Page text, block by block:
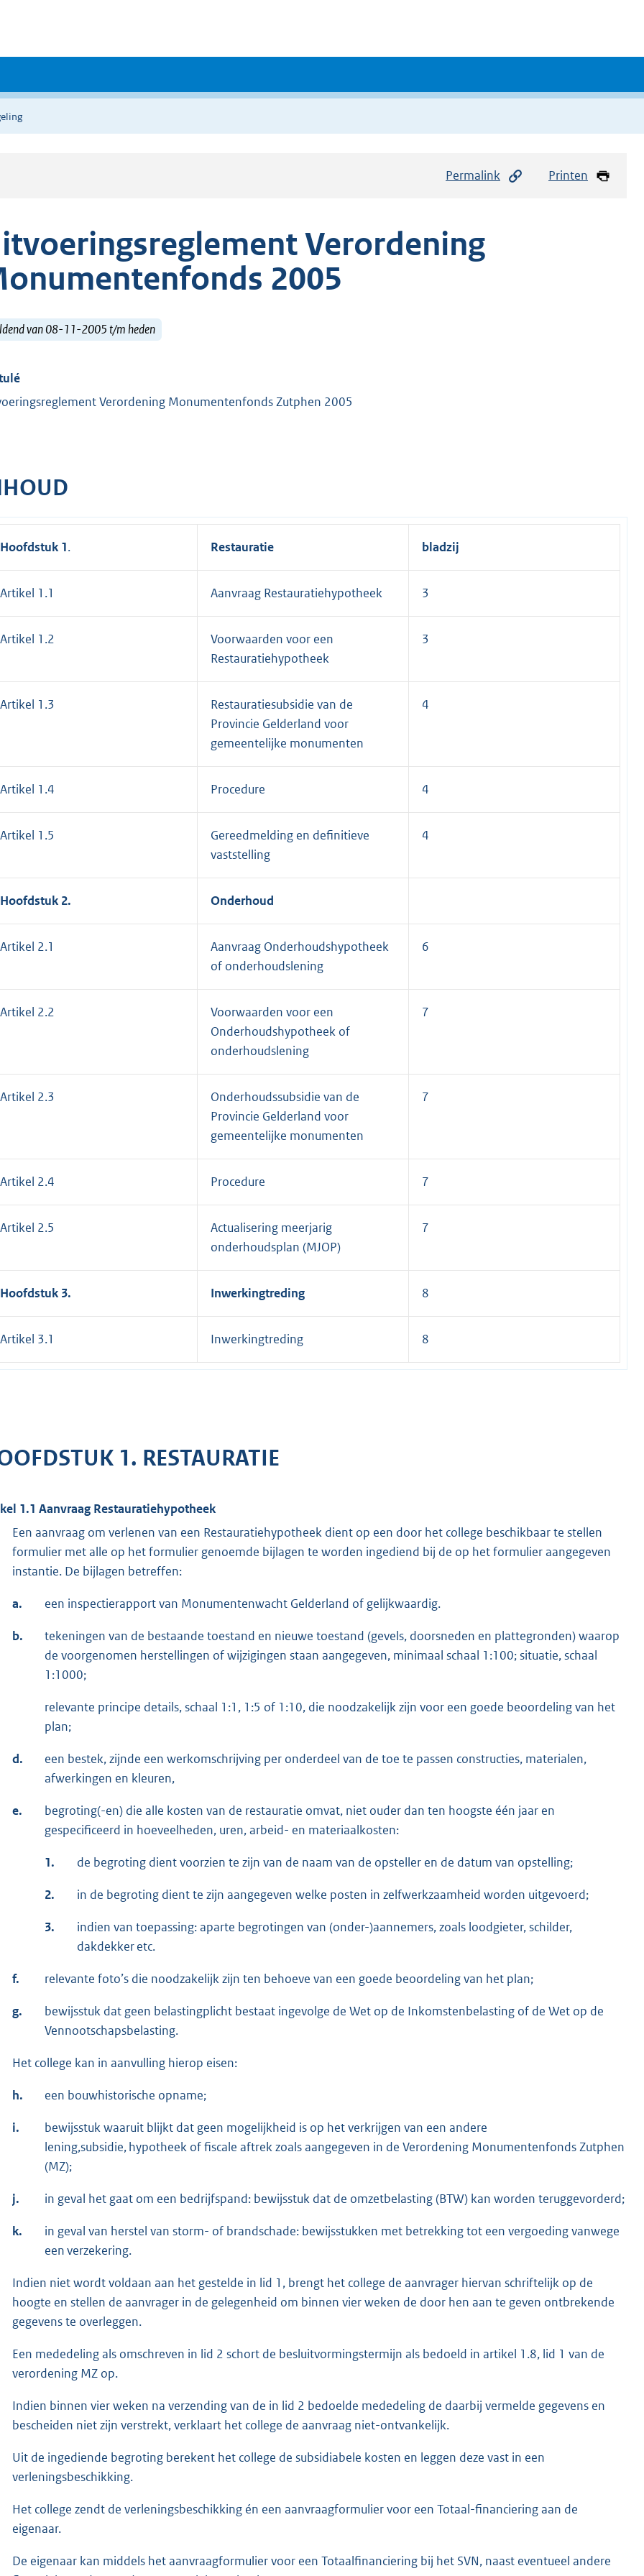
Permalink Printen
Verordening
2005
van 08-11-2005 t/m heden
Verordening Monumentenfonds Zutphen 2005
Hoofdstuk 1. Restauratie bladzij
Artikel 1.1 Aanvraag Restauratiehypotheek 3
Artikel 1.2
Voorwaarden voor een
Restauratiehypotheek
3
Artikel 1.3
Restauratiesubsidie van de
Provincie Gelderland voor
gemeentelijke monumenten
4
Artikel 1.4 Procedure 4
Artikel 1.5
Gereedmelding en definitieve
vaststelling
4
Hoofdstuk 2. Onderhoud
Artikel 2.1
Aanvraag Onderhoudshypotheek
of onderhoudslening
6
Artikel 2.2
Voorwaarden voor een
Onderhoudshypotheek of
onderhoudslening
7
Artikel 2.3
Onderhoudssubsidie van de
Provincie Gelderland voor
gemeentelijke monumenten
7
Artikel 2.4 Procedure 7
Artikel 2.5
Actualisering meerjarig
onderhoudsplan (MJOP)
7
Hoofdstuk 3. Inwerkingtreding 8
Artikel 3.1 Inwerkingtreding 8
1. RESTAURATIE
1.1 Aanvraag Restauratiehypotheek
Een aanvraag om verlenen van een Restauratiehypotheek dient op een door het college beschikbaar te stellen
formulier met alle op het formulier genoemde bijlagen te worden ingediend bij de op het formulier aangegeven
instantie. De bijlagen betreffen:
a. een inspectierapport van Monumentenwacht Gelderland of gelijkwaardig.
b.
tekeningen van de bestaande toestand en nieuwe toestand (gevels, doorsneden en plattegronden) waarop
de voorgenomen herstellingen of wijzigingen staan aangegeven, minimaal schaal 1:100; situatie, schaal
1:1000;
relevante principe details, schaal 1:1, 1:5 of 1:10, die noodzakelijk zijn voor een goede beoordeling van het
plan;
d.
een bestek, zijnde een werkomschrijving per onderdeel van de toe te passen constructies, materialen,
afwerkingen en kleuren,
e.
begroting(-en) die alle kosten van de restauratie omvat, niet ouder dan ten hoogste één jaar en
gespecificeerd in hoeveelheden, uren, arbeid- en materiaalkosten:
1. de begroting dient voorzien te zijn van de naam van de opsteller en de datum van opstelling;
2. in de begroting dient te zijn aangegeven welke posten in zelfwerkzaamheid worden uitgevoerd;
3.
indien van toepassing: aparte begrotingen van (onder-)aannemers, zoals loodgieter, schilder,
dakdekker etc.
f. relevante foto’s die noodzakelijk zijn ten behoeve van een goede beoordeling van het plan;
g.
bewijsstuk dat geen belastingplicht bestaat ingevolge de Wet op de Inkomstenbelasting of de Wet op de
Vennootschapsbelasting.
Het college kan in aanvulling hierop eisen:
h. een bouwhistorische opname;
i.
bewijsstuk waaruit blijkt dat geen mogelijkheid is op het verkrijgen van een andere
lening,subsidie, hypotheek of fiscale aftrek zoals aangegeven in de Verordening Monumentenfonds Zutphen
(MZ);
j. in geval het gaat om een bedrijfspand: bewijsstuk dat de omzetbelasting (BTW) kan worden teruggevorderd;
k.
in geval van herstel van storm- of brandschade: bewijsstukken met betrekking tot een vergoeding vanwege
een verzekering.
Indien niet wordt voldaan aan het gestelde in lid 1, brengt het college de aanvrager hiervan schriftelijk op de
hoogte en stellen de aanvrager in de gelegenheid om binnen vier weken de door hen aan te geven ontbrekende
gegevens te overleggen.
Een mededeling als omschreven in lid 2 schort de besluitvormingstermijn als bedoeld in artikel 1.8, lid 1 van de
verordening MZ op.
Indien binnen vier weken na verzending van de in lid 2 bedoelde mededeling de daarbij vermelde gegevens en
bescheiden niet zijn verstrekt, verklaart het college de aanvraag niet-ontvankelijk.
Uit de ingediende begroting berekent het college de subsidiabele kosten en leggen deze vast in een
verleningsbeschikking.
Het college zendt de verleningsbeschikking én een aanvraagformulier voor een Totaal-financiering aan de
eigenaar.
De eigenaar kan middels het aanvraagformulier voor een Totaalfinanciering bij het SVN, naast eventueel andere